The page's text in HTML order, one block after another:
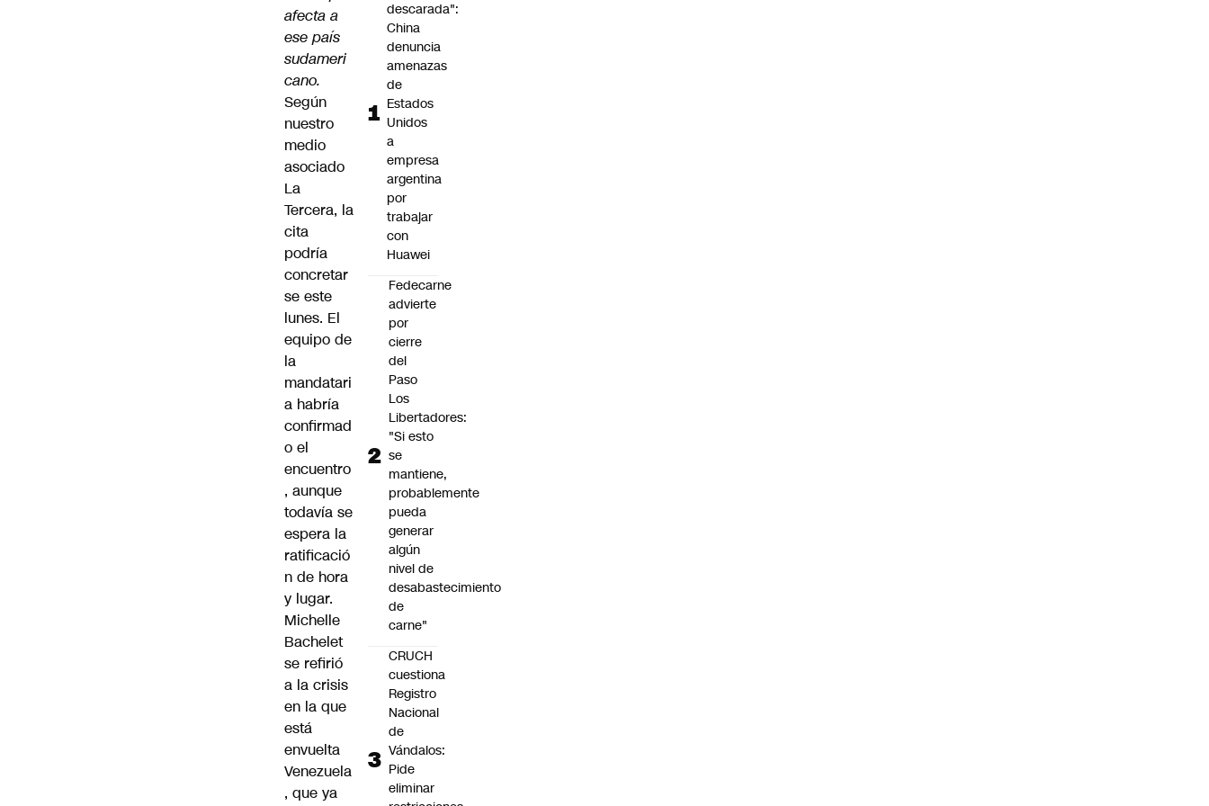
afecta a
ese país
sudameri
cano.
Según
nuestro
medio
asociado
La
Tercera, la
cita
podría
concretar
se este
lunes. El
equipo de
la
mandatari
a habría
confirmad
o el
encuentro
, aunque
todavía se
espera la
ratificació
n de hora
y lugar.
Michelle
Bachelet
se refirió
a la crisis
en la que
está
envuelta
Venezuela
, que ya
descarada":
China
denuncia
amenazas
de
Estados
Unidos
a
empresa
argentina
por
trabajar
con
Huawei
Fedecarne
advierte
por
cierre
del
Paso
Los
Libertadores:
"Si esto
se
mantiene,
probablemente
pueda
generar
algún
nivel de
desabastecimiento
de
carne"
CRUCH
cuestiona
Registro
Nacional
de
Vándalos:
Pide
eliminar